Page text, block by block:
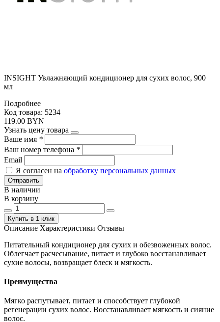
INSIGHT Увлажняющий кондиционер для сухих волос, 900
мл
Подробнее
Код товара: 5234
119.00 BYN
Узнать цену товара
Ваше имя *
Ваш номер телефона *
Email
Я согласен на обработку персональных данных
Отправить
В наличии
В корзину
Купить в 1 клик
Описание Характеристики Отзывы
Питательный кондиционер для сухих и обезвоженных волос.
Облегчает расчесывание, питает и глубоко восстанавливает
сухие волосы, возвращает блеск и мягкость.
Преимущества
Мягко распутывает, питает и способствует глубокой
регенерации сухих волос. Восстанавливает мягкость и сияние
волос.